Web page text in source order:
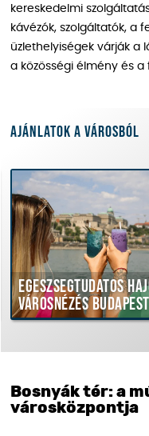
kereskedelmi
kávézók, szolgáltatók, a
üzlethelyiségek várják a
a közösségi élmény és
Ajánlatok a városból
Egészségtudatos
városnézés
Bosnyák tér: a
városközpontja